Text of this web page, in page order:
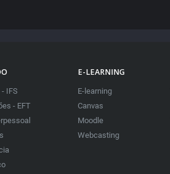
IFS
- EFT
E-LEARNING
E-learning
Canvas
Moodle
Webcasting